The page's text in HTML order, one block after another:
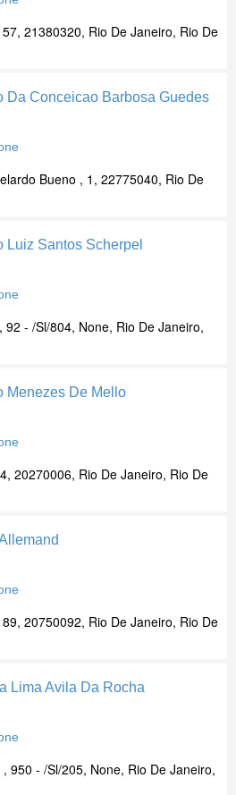
21380320, Rio De Janeiro, Rio De
Da Conceicao Barbosa Guedes
Bueno , 1, 22775040, Rio De
Luiz Santos Scherpel
92 - /Sl/804, None, Rio De Janeiro,
Menezes De Mello
20270006, Rio De Janeiro, Rio De
20750092, Rio De Janeiro, Rio De
Lima Avila Da Rocha
950 - /Sl/205, None, Rio De Janeiro,